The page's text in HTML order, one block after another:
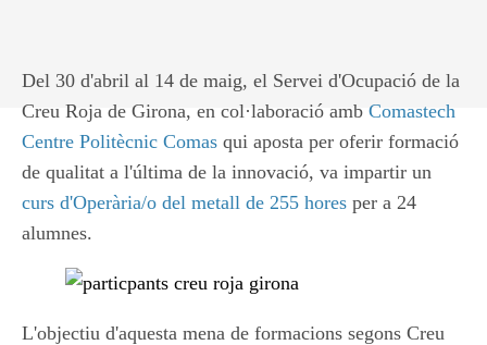
Del 30 d'abril al 14 de maig, el Servei d'Ocupació de la
Creu Roja de Girona, en col·laboració amb Comastech
Centre Politècnic Comas qui aposta per oferir formació
de qualitat a l'última de la innovació, va impartir un
curs d'Operària/o del metall de 255 hores per a 24
alumnes.
L'objectiu d'aquesta mena de formacions segons Creu